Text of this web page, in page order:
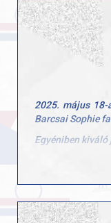
2025. május 18-
Barcsai Sophie
Egyéniben